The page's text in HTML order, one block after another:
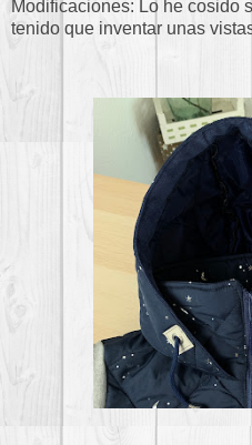
Modificaciones: Lo he cosido
tenido que inventar unas